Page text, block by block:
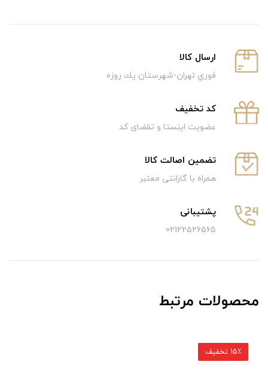
ارسال كالا
فوري تهران-شهرستان يك روزه
كد تخفيف
عضویت اینستا و تقضای کد
تضمین اصالت کالا
همراه با گارانتی معتبر
پشتیبانی
02122526565
محصولات مرتبط
15٪ تخفیف